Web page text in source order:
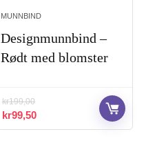
MUNNBIND
Designmunnbind –
Rødt med blomster
kr199,00
Opprinnelig
pris
kr99,50Nåværende
pris